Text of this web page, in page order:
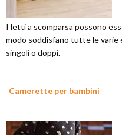
I letti a scomparsa possono
modo soddisfano tutte le varie
singoli o doppi.
Camerette per bambini